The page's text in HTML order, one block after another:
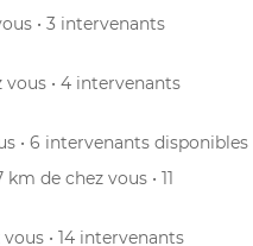
• 3 intervenants
vous • 4 intervenants
• 6 intervenants disponibles
km de chez vous • 11
vous • 14 intervenants